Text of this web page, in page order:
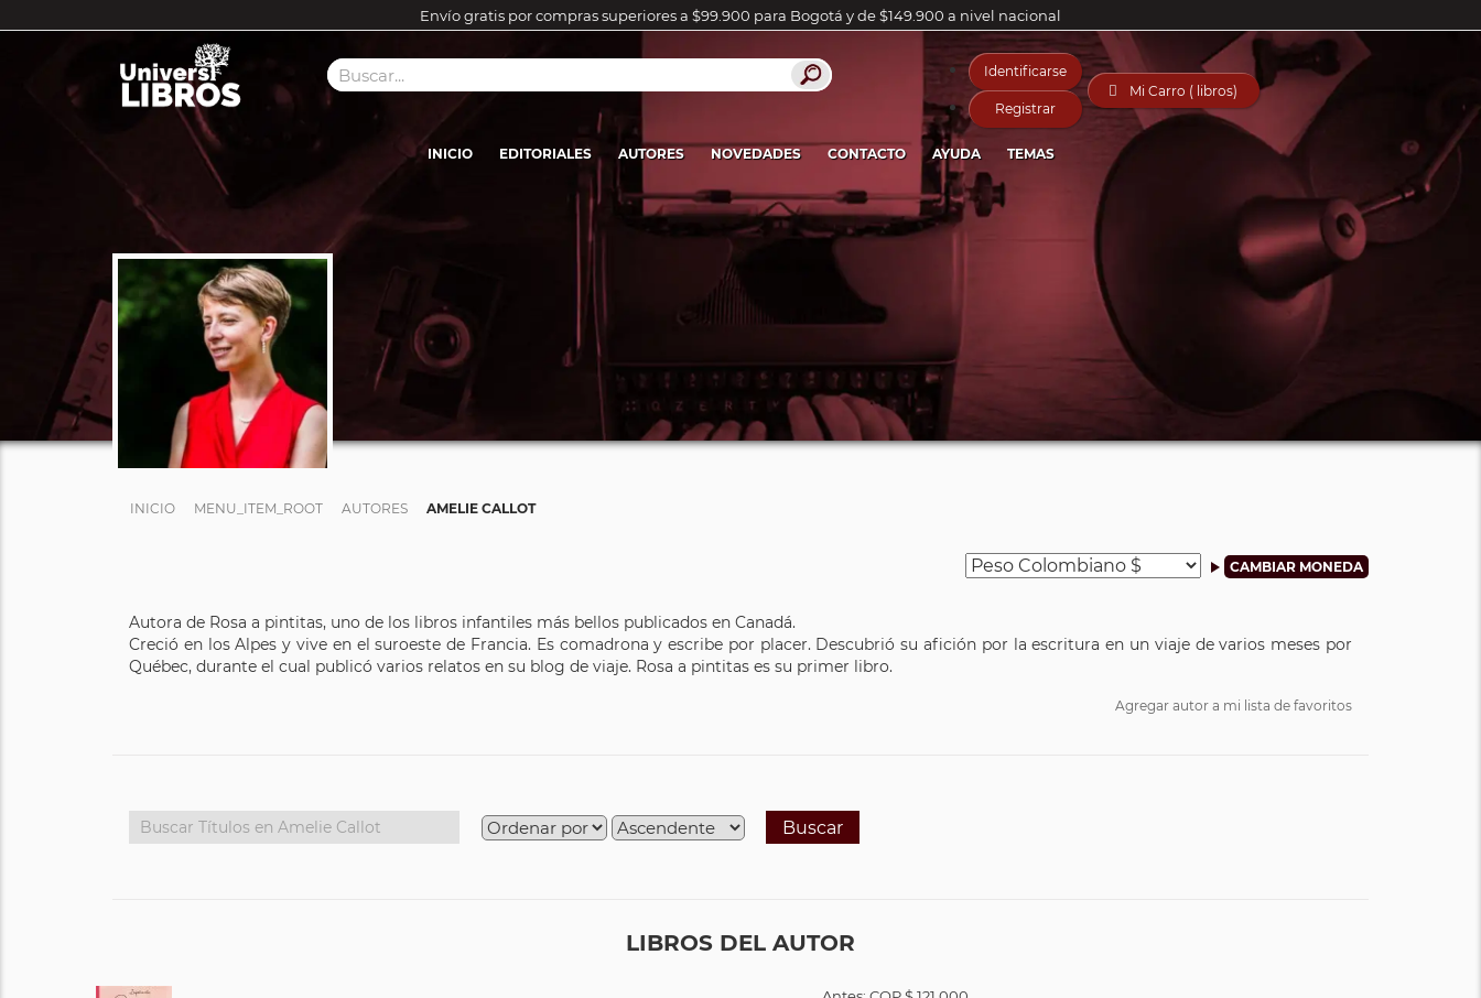
Envío gratis por compras superiores a $99.900 para Bogotá y de $149.900 a nivel nacional
Identificarse
Registrar
 Mi Carro ( libros)
INICIO EDITORIALES AUTORES NOVEDADES CONTACTO AYUDA TEMAS
INICIO MENU_ITEM_ROOT AUTORES AMELIE CALLOT
Autora de Rosa a pintitas, uno de los libros infantiles más bellos publicados en Canadá.
Creció en los Alpes y vive en el suroeste de Francia. Es comadrona y escribe por placer. Descubrió su afición por la escritura en un viaje de varios meses por
Québec, durante el cual publicó varios relatos en su blog de viaje. Rosa a pintitas es su primer libro.
Agregar autor a mi lista de favoritos
Buscar
LIBROS DEL AUTOR